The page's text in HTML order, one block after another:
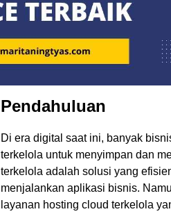
Pendahuluan
Di era digital saat ini, banyak
terkelola untuk menyimpan dan
terkelola adalah solusi yang
menjalankan aplikasi bisnis.
layanan hosting cloud terkelola